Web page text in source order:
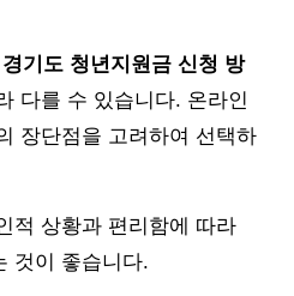
기도 청년지원금 신청 방
다를 수 있습니다. 온라인
장단점을 고려하여 선택하
적 상황과 편리함에 따라
것이 좋습니다.